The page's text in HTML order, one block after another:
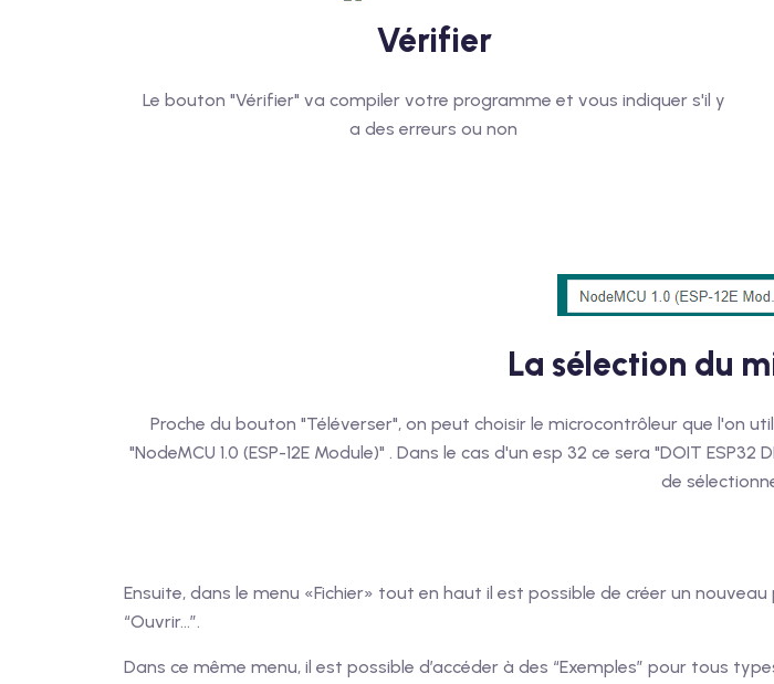
Vérifier
Le bouton "Vérifier" va compiler votre programme et vous indiquer s'il y
a des erreurs ou non
La sélection du
Proche du bouton "Téléverser", on peut choisir le microcontrôleur que l'on
"NodeMCU 1.0 (ESP-12E Module)" . Dans le cas d'un esp 32 ce sera "DOIT
de
Ensuite, dans le menu «Fichier» tout en haut il est possible de créer un
“Ouvrir…”.
Dans ce même menu, il est possible d’accéder à des “Exemples” pour tous